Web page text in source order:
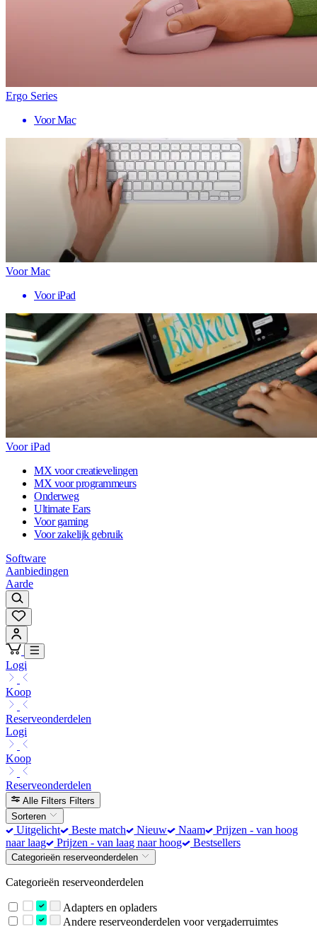
Ergo Series
Voor Mac
Voor Mac
Voor iPad
Voor iPad
MX voor creatievelingen
MX voor programmeurs
Onderweg
Ultimate Ears
Voor gaming
Voor zakelijk gebruik
Software
Aanbiedingen
Aarde
Logi
Koop
Reserveonderdelen
Logi
Koop
Reserveonderdelen
Alle Filters Filters
Sorteren
Uitgelicht Beste match Nieuw Naam
Prijzen - van hoog
naar laag
Prijzen - van laag naar hoog Bestsellers
Categorieën reserveonderdelen
Categorieën reserveonderdelen
Adapters en opladers
Andere reserveonderdelen voor vergaderruimtes